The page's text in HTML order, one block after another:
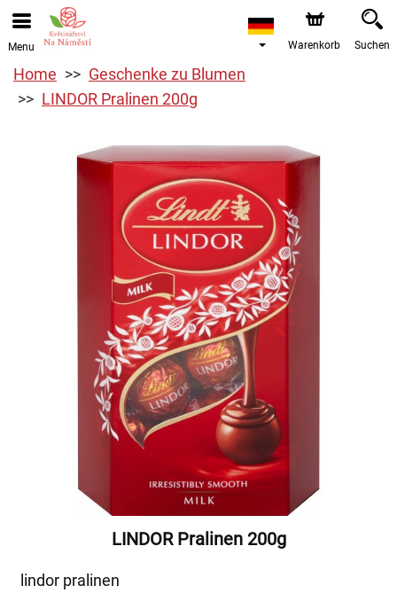
Menu Warenkorb Suchen
Home
Geschenke zu Blumen
LINDOR Pralinen 200g
LINDOR Pralinen 200g
lindor pralinen